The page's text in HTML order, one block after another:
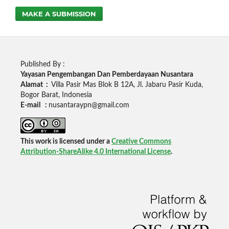
MAKE A SUBMISSION
Published By :
Yayasan Pengembangan Dan Pemberdayaan Nusantara
Alamat : Villa Pasir Mas Blok B 12A, Jl. Jabaru Pasir Kuda,
Bogor Barat, Indonesia
E-mail : nusantaraypn@gmail.com
This work is licensed under a Creative Commons
Attribution-ShareAlike 4.0 International License.